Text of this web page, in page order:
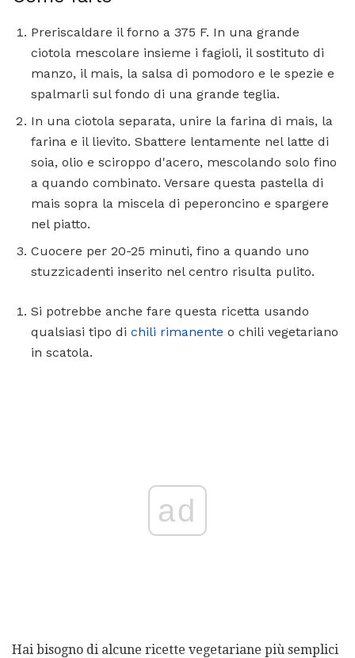
Preriscaldare il forno a 375 F. In una grande
ciotola mescolare insieme i fagioli, il sostituto di
manzo, il mais, la salsa di pomodoro e le spezie e
spalmarli sul fondo di una grande teglia.
In una ciotola separata, unire la farina di mais, la
farina e il lievito. Sbattere lentamente nel latte di
soia, olio e sciroppo d'acero, mescolando solo fino
a quando combinato. Versare questa pastella di
mais sopra la miscela di peperoncino e spargere
nel piatto.
Cuocere per 20-25 minuti, fino a quando uno
stuzzicadenti inserito nel centro risulta pulito.
Si potrebbe anche fare questa ricetta usando
qualsiasi tipo di chili rimanente o chili vegetariano
in scatola.
ad
Hai bisogno di alcune ricette vegetariane più semplici